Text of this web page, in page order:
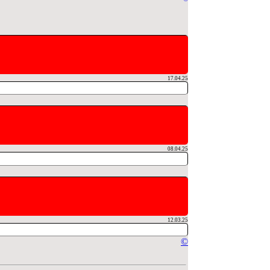
17.04.25
08.04.25
12.03.25
©